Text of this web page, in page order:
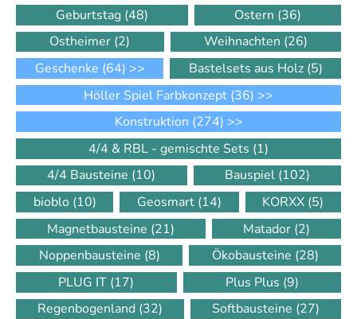
Geburtstag (48) Ostern (36)
Ostheimer (2) Weihnachten (26)
Geschenke (64) >> Bastelsets aus Holz (5)
Höller Spiel Farbkonzept (36) >>
Konstruktion (274) >>
4/4 & RBL - gemischte Sets (1)
4/4 Bausteine (10) Bauspiel (102)
bioblo (10) Geosmart (14) KORXX (5)
Magnetbausteine (21) Matador (2)
Noppenbausteine (8) Ökobausteine (28)
PLUG IT (17) Plus Plus (9)
Regenbogenland (32) Softbausteine (27)